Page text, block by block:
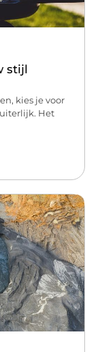
stijl
kies je voor
Het